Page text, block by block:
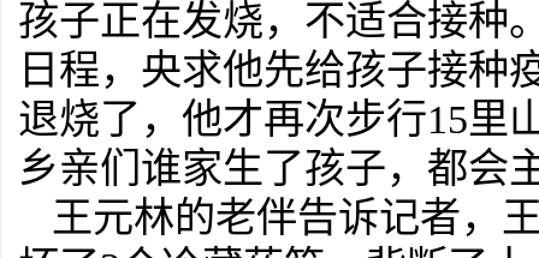
孩子正在发烧，不适合接种
日程，央求他先给孩子接种
退烧了，他才再次步行15里
乡亲们谁家生了孩子，都会
王元林的老伴告诉记者，